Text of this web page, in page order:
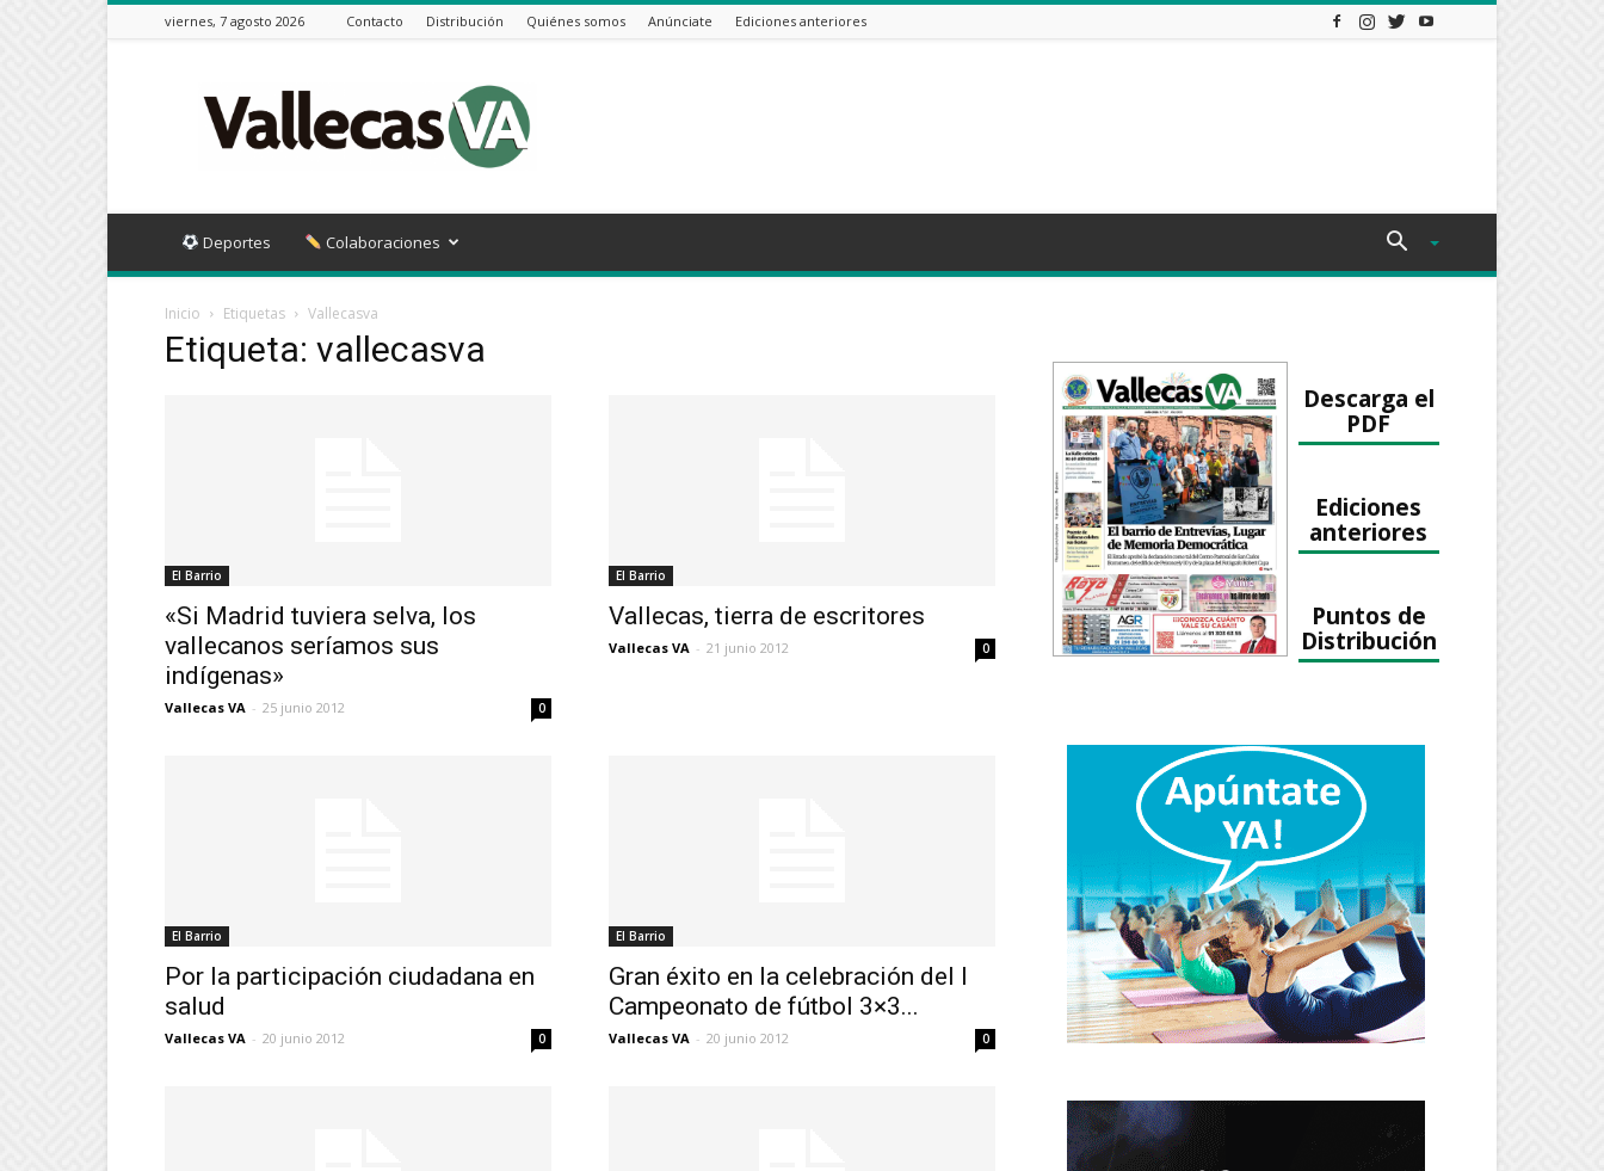
viernes, 7 agosto 2026 Contacto Distribución Quiénes somos Anúnciate Ediciones anteriores
VA
Deportes Colaboraciones
Inicio Etiquetas Vallecasva
Etiqueta: vallecasva
El Barrio
«Si Madrid tuviera selva, los
vallecanos seríamos sus
indígenas»
Vallecas VA - 25 junio 2012 0
El Barrio
Vallecas, tierra de escritores
Vallecas VA - 21 junio 2012 0
El Barrio
Por la participación ciudadana en
salud
Vallecas VA - 20 junio 2012 0
El Barrio
Gran éxito en la celebración del I
Campeonato de fútbol 3×3...
Vallecas VA - 20 junio 2012 0
Descarga el
PDF
Ediciones
anteriores
Puntos de
Distribución